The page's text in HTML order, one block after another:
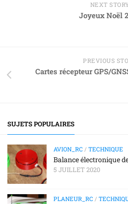
NEXT
Joyeux Noël
PREVIOUS
Cartes récepteur GPS/
SUJETS POPULAIRES
AVION_RC / TECHNIQUE
Balance électronique
5 JUILLET 2020
PLANEUR_RC /